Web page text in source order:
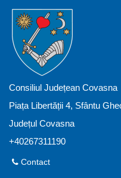
Consiliul Județean Covasna
Piața Libertății 4, Sfântu
Județul Covasna
+40267311190
Contact